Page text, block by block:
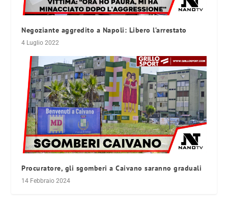
Negoziante aggredito a Napoli: Libero l’arrestato
4 Luglio 2022
Procuratore, gli sgomberi a Caivano saranno graduali
14 Febbraio 2024